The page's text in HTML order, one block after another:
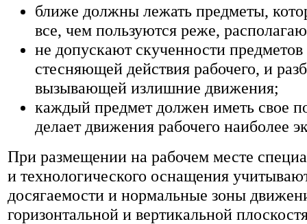
ближе должны лежать предметы,
все, чем пользуются реже,
не допускают скученности
стесняющей действия рабочего, и
вызывающей излишние движения;
каждый предмет должен иметь свое
делает движения рабочего наиболее
При размещении на рабочем месте
и технологического оснащения
досягаемости и нормальные зоны
горизонтальной и вертикальной